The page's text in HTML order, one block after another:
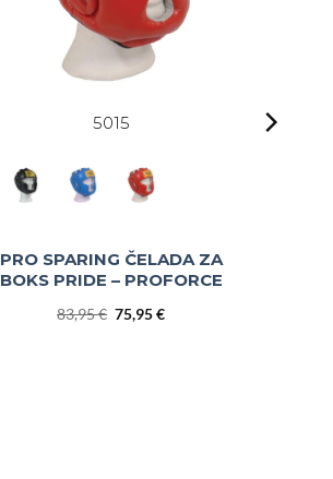
5015
PRO SPARING ČELADA ZA
BOKS PRIDE – PROFORCE
83,95€ Izvirna
75,95€Trenutna